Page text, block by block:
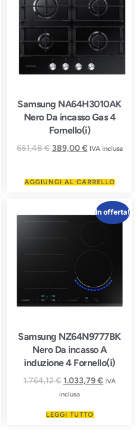
Samsung NA64H3010AK
Nero Da incasso Gas 4
Fornello(i)
651,48€ 389,00€ IVA inclusa
AGGIUNGI AL CARRELLO
In offerta!
Samsung NZ64N9777BK
Nero Da incasso A
induzione 4 Fornello(i)
1.764,12€1.033,79€ IVA
inclusa
LEGGI TUTTO